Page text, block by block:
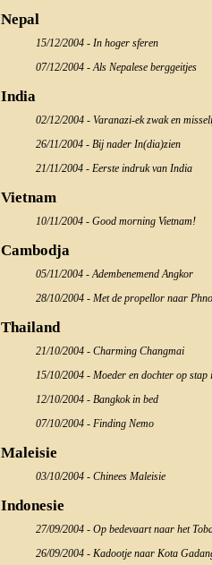
Nepal
15/12/2004 - In hoger sferen
07/12/2004 - Als Nepalese berggeitjes
India
02/12/2004 - Varanazi-ek zwak en
26/11/2004 - Bij nader In(dia)zien
21/11/2004 - Eerste indruk van India
Vietnam
10/11/2004 - Good morning Vietnam!
Cambodja
05/11/2004 - Adembenemend Angkor
28/10/2004 - Met de propellor naar
Thailand
21/10/2004 - Charming Changmai
15/10/2004 - Moeder en dochter op
12/10/2004 - Bangkok in bed
07/10/2004 - Finding Nemo
Maleisie
03/10/2004 - Chinees Maleisie
Indonesie
27/09/2004 - Op bedevaart naar het
26/09/2004 - Kadootje naar Kota